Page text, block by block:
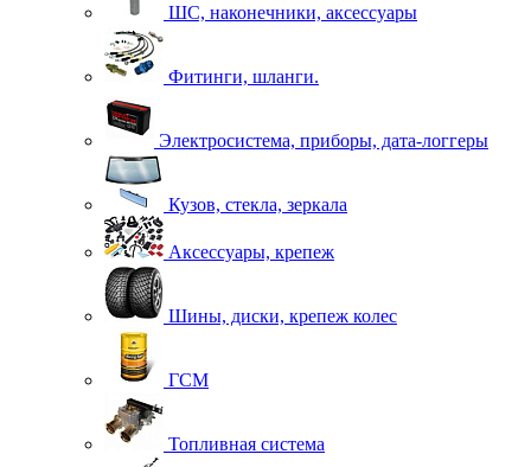
ШС, наконечники, аксессуары
Фитинги, шланги.
Электросистема, приборы, дата-логгеры
Кузов, стекла, зеркала
Аксессуары, крепеж
Шины, диски, крепеж колес
ГСМ
Топливная система